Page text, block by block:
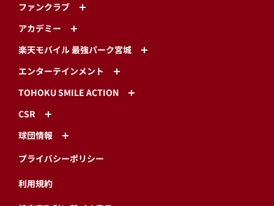
ファンクラブ
アカデミー
楽天モバイル 最強パーク宮城
エンターテインメント
TOHOKU SMILE ACTION
CSR
球団情報
プライバシーポリシー
利用規約